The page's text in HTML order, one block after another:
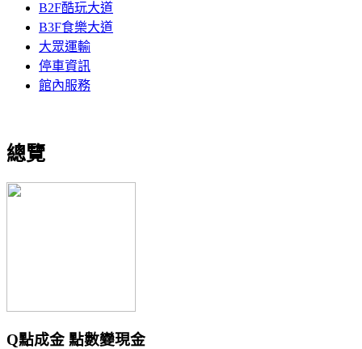
B2F酷玩大道
B3F食樂大道
大眾運輸
停車資訊
館內服務
總覽
Q點成金 點數變現金